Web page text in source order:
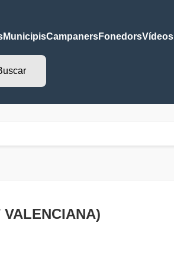
MunicipisCampanersFonedorsVídeos